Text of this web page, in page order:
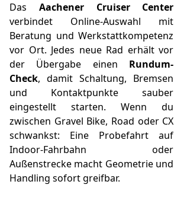
Das Aachener Cruiser Center
verbindet Online-Auswahl mit
Beratung und Werkstattkompetenz
vor Ort. Jedes neue Rad erhält vor
der Übergabe einen Rundum-
Check, damit Schaltung, Bremsen
und Kontaktpunkte sauber
eingestellt starten. Wenn du
zwischen Gravel Bike, Road oder CX
schwankst: Eine Probefahrt auf
Indoor-Fahrbahn oder
Außenstrecke macht Geometrie und
Handling sofort greifbar.